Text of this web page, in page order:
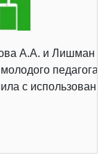
А.А. и Лишман
молодого
с